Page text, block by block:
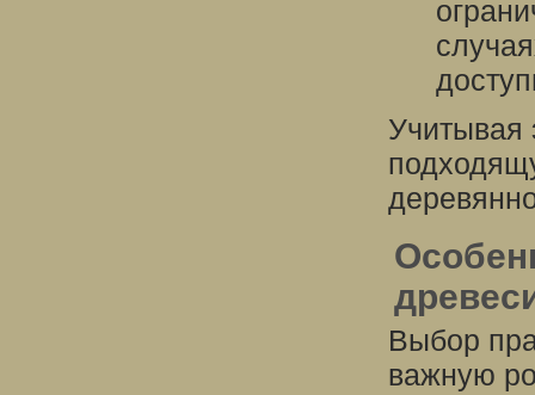
Учитывая
Выбор
важную